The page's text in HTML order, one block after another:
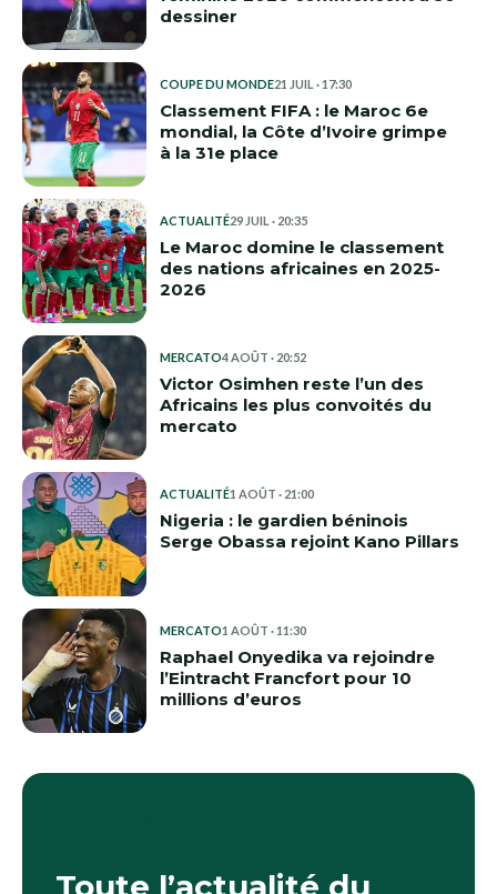
dessiner
COUPE DU MONDE21 JUIL · 17:30
Classement FIFA : le Maroc 6e
mondial, la Côte d’Ivoire grimpe
à la 31e place
ACTUALITÉ29 JUIL · 20:35
Le Maroc domine le classement
des nations africaines en 2025-
2026
MERCATO4 AOÛT · 20:52
Victor Osimhen reste l’un des
Africains les plus convoités du
mercato
ACTUALITÉ1 AOÛT · 21:00
Nigeria : le gardien béninois
Serge Obassa rejoint Kano Pillars
MERCATO1 AOÛT · 11:30
Raphael Onyedika va rejoindre
l’Eintracht Francfort pour 10
millions d’euros
Toute l’actualité du